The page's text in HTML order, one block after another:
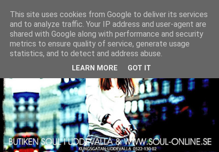
This site uses cookies from Google to deliver its services
and to analyze traffic. Your IP address and user-agent are
shared with Google along with performance and security
metrics to ensure quality of service, generate usage
statistics, and to detect and address abuse.
LEARN MORE GOT IT